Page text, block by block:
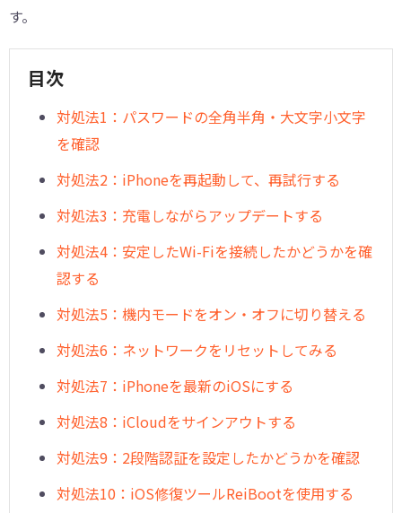
す。
目次
対処法1：パスワードの全角半角・大文字小文字
を確認
対処法2：iPhoneを再起動して、再試行する
対処法3：充電しながらアップデートする
対処法4：安定したWi-Fiを接続したかどうかを確
認する
対処法5：機内モードをオン・オフに切り替える
対処法6：ネットワークをリセットしてみる
対処法7：iPhoneを最新のiOSにする
対処法8：iCloudをサインアウトする
対処法9：2段階認証を設定したかどうかを確認
対処法10：iOS修復ツールReiBootを使用する